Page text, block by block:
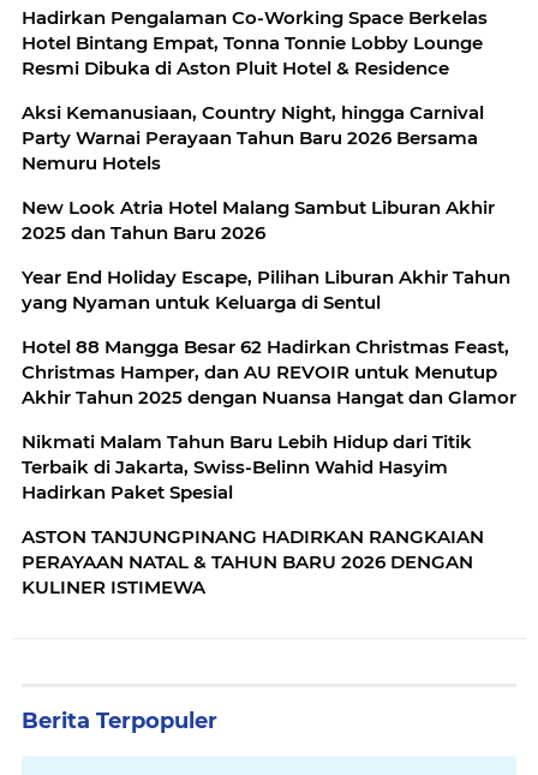
Hadirkan Pengalaman Co-Working Space Berkelas
Hotel Bintang Empat, Tonna Tonnie Lobby Lounge
Resmi Dibuka di Aston Pluit Hotel & Residence
Aksi Kemanusiaan, Country Night, hingga Carnival
Party Warnai Perayaan Tahun Baru 2026 Bersama
Nemuru Hotels
New Look Atria Hotel Malang Sambut Liburan Akhir
2025 dan Tahun Baru 2026
Year End Holiday Escape, Pilihan Liburan Akhir Tahun
yang Nyaman untuk Keluarga di Sentul
Hotel 88 Mangga Besar 62 Hadirkan Christmas Feast,
Christmas Hamper, dan AU REVOIR untuk Menutup
Akhir Tahun 2025 dengan Nuansa Hangat dan Glamor
Nikmati Malam Tahun Baru Lebih Hidup dari Titik
Terbaik di Jakarta, Swiss-Belinn Wahid Hasyim
Hadirkan Paket Spesial
ASTON TANJUNGPINANG HADIRKAN RANGKAIAN
PERAYAAN NATAL & TAHUN BARU 2026 DENGAN
KULINER ISTIMEWA
Berita Terpopuler